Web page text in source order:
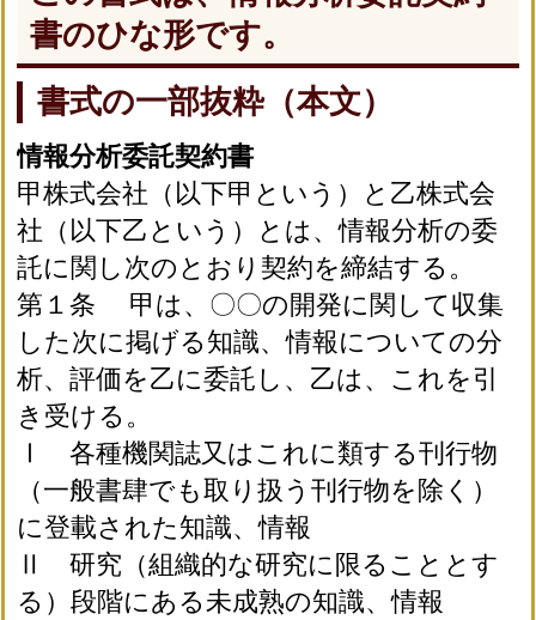
書のひな形です。
書式の一部抜粋（本文）
情報分析委託契約書
甲株式会社（以下甲という）と乙株式会
社（以下乙という）とは、情報分析の委
託に関し次のとおり契約を締結する。
第１条 甲は、〇〇の開発に関して収集
した次に掲げる知識、情報についての分
析、評価を乙に委託し、乙は、これを引
き受ける。
Ⅰ 各種機関誌又はこれに類する刊行物
（一般書肆でも取り扱う刊行物を除く）
に登載された知識、情報
Ⅱ 研究（組織的な研究に限ることとす
る）段階にある未成熟の知識、情報